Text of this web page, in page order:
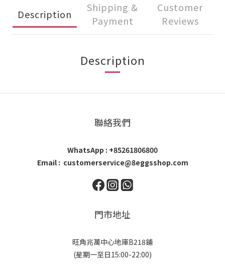
Description
Shipping &
Payment
Customer
Reviews
Description
聯絡我們
WhatsApp : +85261806800
Email : customerservice@8eggsshop.com
門市地址
旺角兆萬中心地庫B218鋪
(星期一至日15:00-22:00)